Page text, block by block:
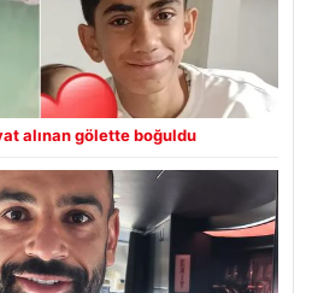
alınan gölette boğuldu